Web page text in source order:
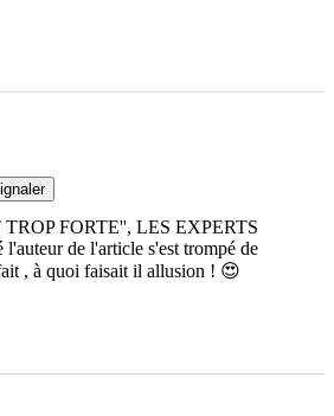
TROP FORTE'', LES EXPERTS
l'auteur de l'article s'est trompé de
, à quoi faisait il allusion ! 😍